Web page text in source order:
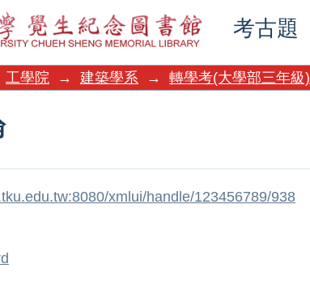
考古題
工學院 → 建築學系 → 轉學考(大學部三年級)
xmlui/handle/123456789/938